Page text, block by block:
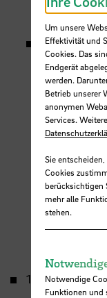
Gruppe 2
auf
Solveyg
Schutz-
eine
15:35 – 15:50
Um unsere
Effektivität und
Cookies. Das
Endgerät
werden.
Betrieb unserer
anonymen
Services.
Sie
Cookies
berücksichtigen
mehr alle
stehen.
Notwendige
Funktionen und